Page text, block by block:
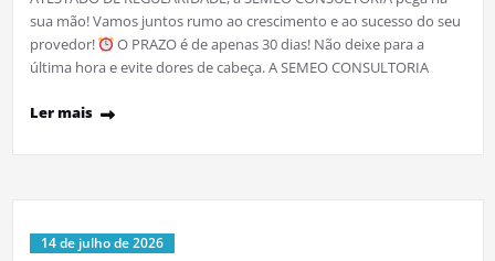
sua mão! Vamos juntos rumo ao crescimento e ao sucesso do seu
provedor!
O PRAZO é de apenas 30 dias! Não deixe para a
última hora e evite dores de cabeça. A SEMEO CONSULTORIA
Ler mais
14 de julho de 2026